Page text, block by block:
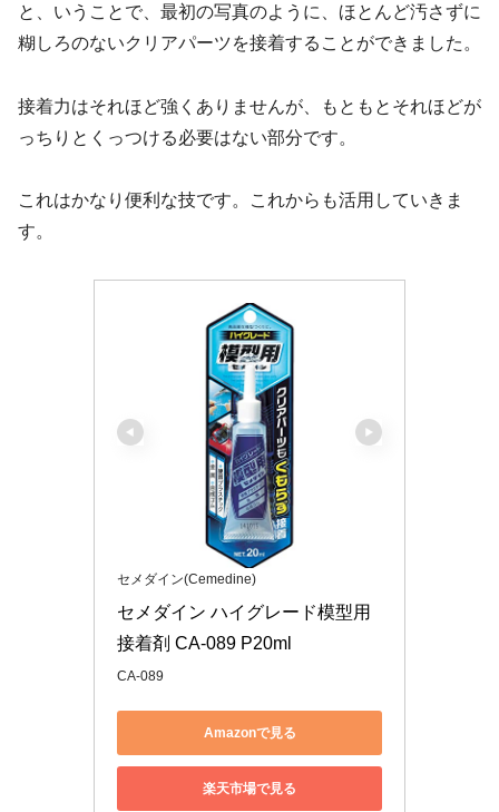
と、いうことで、最初の写真のように、ほとんど汚さずに
糊しろのないクリアパーツを接着することができました。
接着力はそれほど強くありませんが、もともとそれほどが
っちりとくっつける必要はない部分です。
これはかなり便利な技です。これからも活用していきま
す。
セメダイン(Cemedine)
セメダイン ハイグレード模型用
接着剤 CA-089 P20ml
CA-089
Amazonで見る
楽天市場で見る